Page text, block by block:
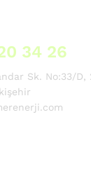
34 26
Sk. No:33/D,